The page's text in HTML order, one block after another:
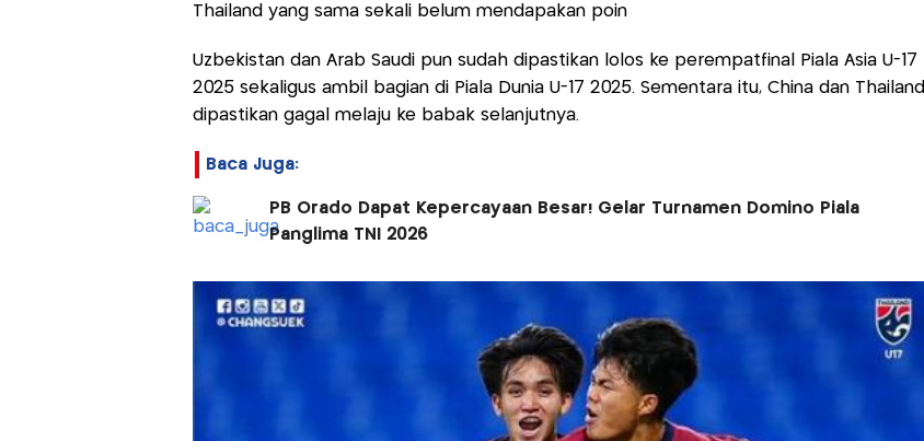
Thailand yang sama sekali belum mendapakan poin
Uzbekistan dan Arab Saudi pun sudah dipastikan lolos ke perempatfinal Piala Asia U-17
2025 sekaligus ambil bagian di Piala Dunia U-17 2025. Sementara itu, China dan Thailand
dipastikan gagal melaju ke babak selanjutnya.
Baca Juga:
PB Orado Dapat Kepercayaan Besar! Gelar Turnamen Domino Piala
Panglima TNI 2026